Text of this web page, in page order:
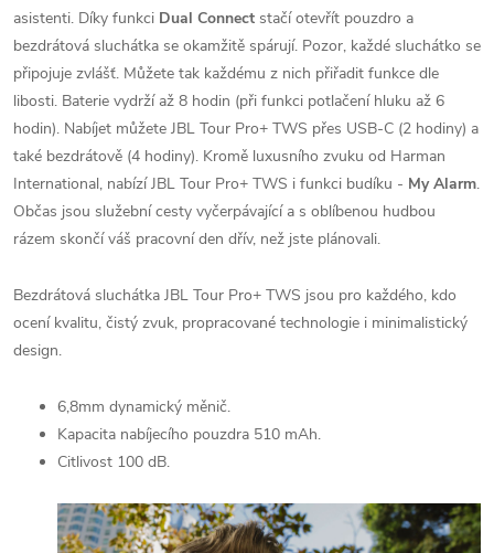
asistenti. Díky funkci Dual Connect stačí otevřít pouzdro a
bezdrátová sluchátka se okamžitě spárují. Pozor, každé sluchátko se
připojuje zvlášť. Můžete tak každému z nich přiřadit funkce dle
libosti. Baterie vydrží až 8 hodin (při funkci potlačení hluku až 6
hodin). Nabíjet můžete JBL Tour Pro+ TWS přes USB-C (2 hodiny) a
také bezdrátově (4 hodiny). Kromě luxusního zvuku od Harman
International, nabízí JBL Tour Pro+ TWS i funkci budíku - My Alarm.
Občas jsou služební cesty vyčerpávající a s oblíbenou hudbou
rázem skončí váš pracovní den dřív, než jste plánovali.
Bezdrátová sluchátka JBL Tour Pro+ TWS jsou pro každého, kdo
ocení kvalitu, čistý zvuk, propracované technologie i minimalistický
design.
6,8mm dynamický měnič.
Kapacita nabíjecího pouzdra 510 mAh.
Citlivost 100 dB.